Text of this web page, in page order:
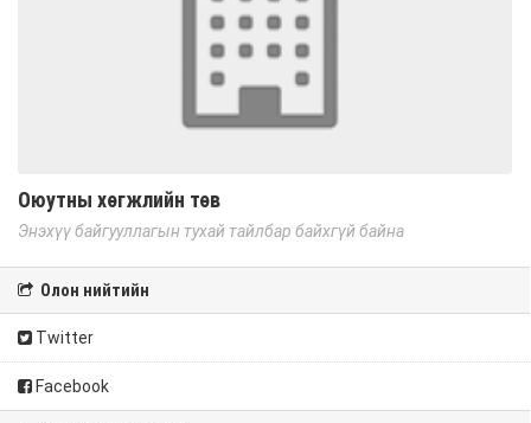
Оюутны хөгжлийн төв
Энэхүү байгууллагын тухай тайлбар байхгүй байна
Олон нийтийн
Twitter
Facebook